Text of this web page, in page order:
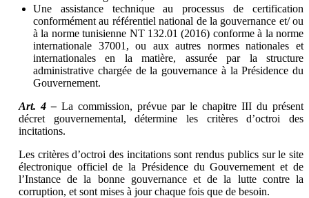
Une assistance technique au processus de certification
conformément au référentiel national de la gouvernance et/ ou
à la norme tunisienne NT 132.01 (2016) conforme à la norme
internationale 37001, ou aux autres normes nationales et
internationales en la matière, assurée par la structure
administrative chargée de la gouvernance à la Présidence du
Gouvernement.
Art. 4 – La commission, prévue par le chapitre III du présent
décret gouvernemental, détermine les critères d’octroi des
incitations.
Les critères d’octroi des incitations sont rendus publics sur le site
électronique officiel de la Présidence du Gouvernement et de
l’Instance de la bonne gouvernance et de la lutte contre la
corruption, et sont mises à jour chaque fois que de besoin.